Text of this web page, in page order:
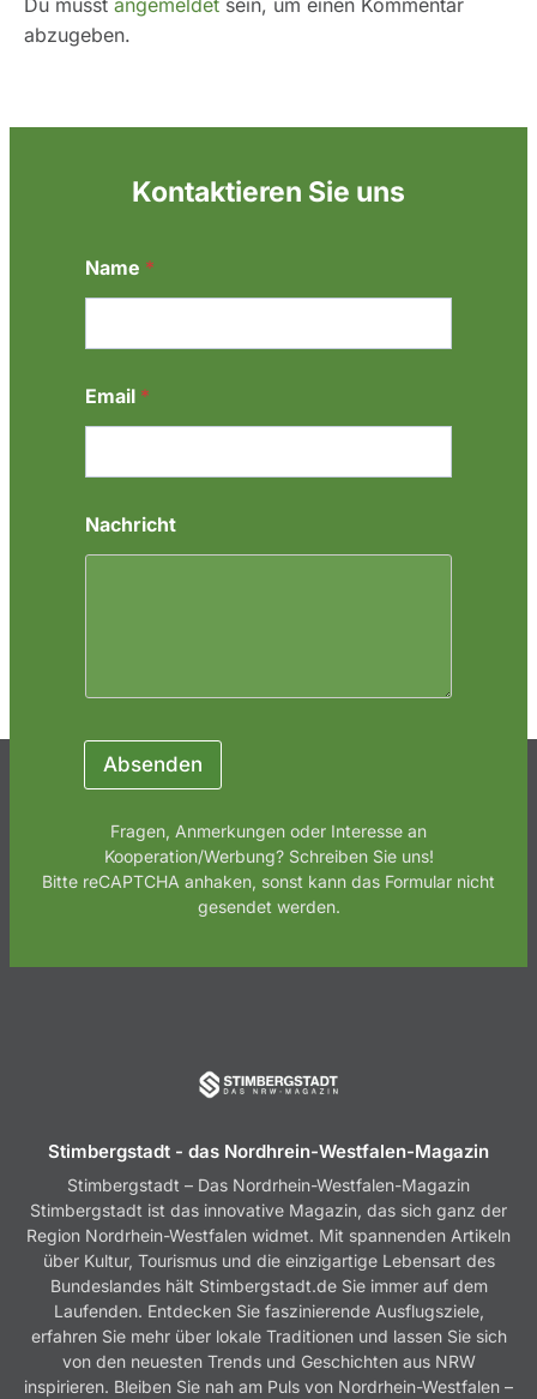
abzugeben.
Kontaktieren Sie uns
Name *
Email *
m
a
Nachricht
Absenden
Fragen, Anmerkungen oder Interesse an
Kooperation/Werbung? Schreiben Sie uns!
Bitte reCAPTCHA anhaken, sonst kann das Formular nicht
gesendet werden.
Stimbergstadt - das Nordhrein-Westfalen-Magazin
Stimbergstadt – Das Nordrhein-Westfalen-Magazin
Stimbergstadt ist das innovative Magazin, das sich ganz der
Region Nordrhein-Westfalen widmet. Mit spannenden Artikeln
über Kultur, Tourismus und die einzigartige Lebensart des
Bundeslandes hält Stimbergstadt.de Sie immer auf dem
Laufenden. Entdecken Sie faszinierende Ausflugsziele,
erfahren Sie mehr über lokale Traditionen und lassen Sie sich
von den neuesten Trends und Geschichten aus NRW
inspirieren. Bleiben Sie nah am Puls von Nordrhein-Westfalen –